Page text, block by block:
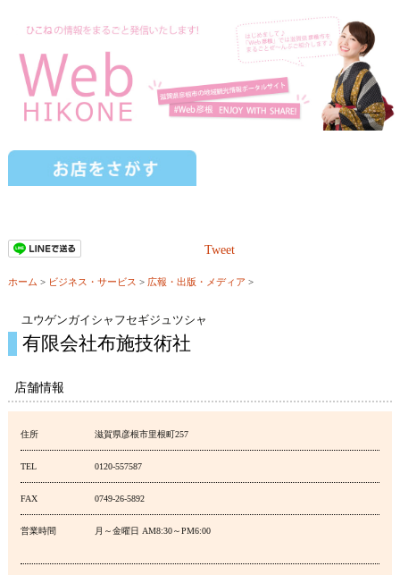
Tweet
ホーム > ビジネス・サービス > 広報・出版・メディア >
ユウゲンガイシャフセギジュツシャ
有限会社布施技術社
店舗情報
住所 滋賀県彦根市里根町257
TEL 0120-557587
FAX 0749-26-5892
営業時間 月～金曜日 AM8:30～PM6:00